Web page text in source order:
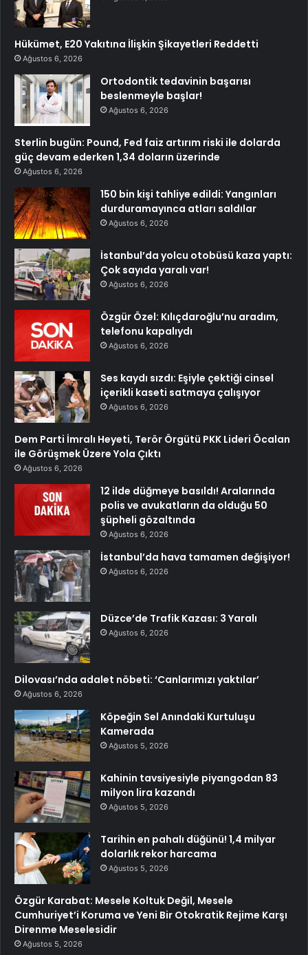
Hükümet, E20 Yakıtına İlişkin Şikayetleri Reddetti
Ağustos 6, 2026
Ortodontik tedavinin başarısı
beslenmeyle başlar!
Ağustos 6, 2026
Sterlin bugün: Pound, Fed faiz artırım riski ile dolarda
güç devam ederken 1,34 doların üzerinde
Ağustos 6, 2026
150 bin kişi tahliye edildi: Yangınları
durduramayınca atları saldılar
Ağustos 6, 2026
İstanbul’da yolcu otobüsü kaza yaptı:
Çok sayıda yaralı var!
Ağustos 6, 2026
Özgür Özel: Kılıçdaroğlu’nu aradım,
telefonu kapalıydı
Ağustos 6, 2026
Ses kaydı sızdı: Eşiyle çektiği cinsel
içerikli kaseti satmaya çalışıyor
Ağustos 6, 2026
Dem Parti İmralı Heyeti, Terör Örgütü PKK Lideri Öcalan
ile Görüşmek Üzere Yola Çıktı
Ağustos 6, 2026
12 ilde düğmeye basıldı! Aralarında
polis ve avukatların da olduğu 50
şüpheli gözaltında
Ağustos 6, 2026
İstanbul’da hava tamamen değişiyor!
Ağustos 6, 2026
Düzce’de Trafik Kazası: 3 Yaralı
Ağustos 6, 2026
Dilovası’nda adalet nöbeti: ‘Canlarımızı yaktılar’
Ağustos 6, 2026
Köpeğin Sel Anındaki Kurtuluşu
Kamerada
Ağustos 5, 2026
Kahinin tavsiyesiyle piyangodan 83
milyon lira kazandı
Ağustos 5, 2026
Tarihin en pahalı düğünü! 1,4 milyar
dolarlık rekor harcama
Ağustos 5, 2026
Özgür Karabat: Mesele Koltuk Değil, Mesele
Cumhuriyet’i Koruma ve Yeni Bir Otokratik Rejime Karşı
Direnme Meselesidir
Ağustos 5, 2026